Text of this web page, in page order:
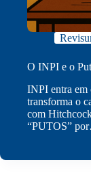
O INPI e o
INPI entra em
transforma o
com
“PUTOS”